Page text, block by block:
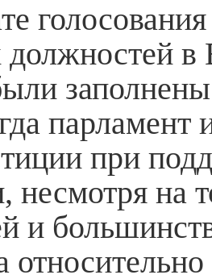
должностей
парламент
при
несмотря на
и